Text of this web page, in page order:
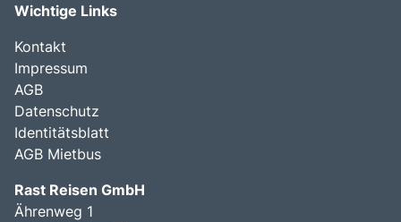
Wichtige Links
Kontakt
Impressum
AGB
Datenschutz
Identitätsblatt
AGB Mietbus
Rast Reisen GmbH
Ährenweg 1